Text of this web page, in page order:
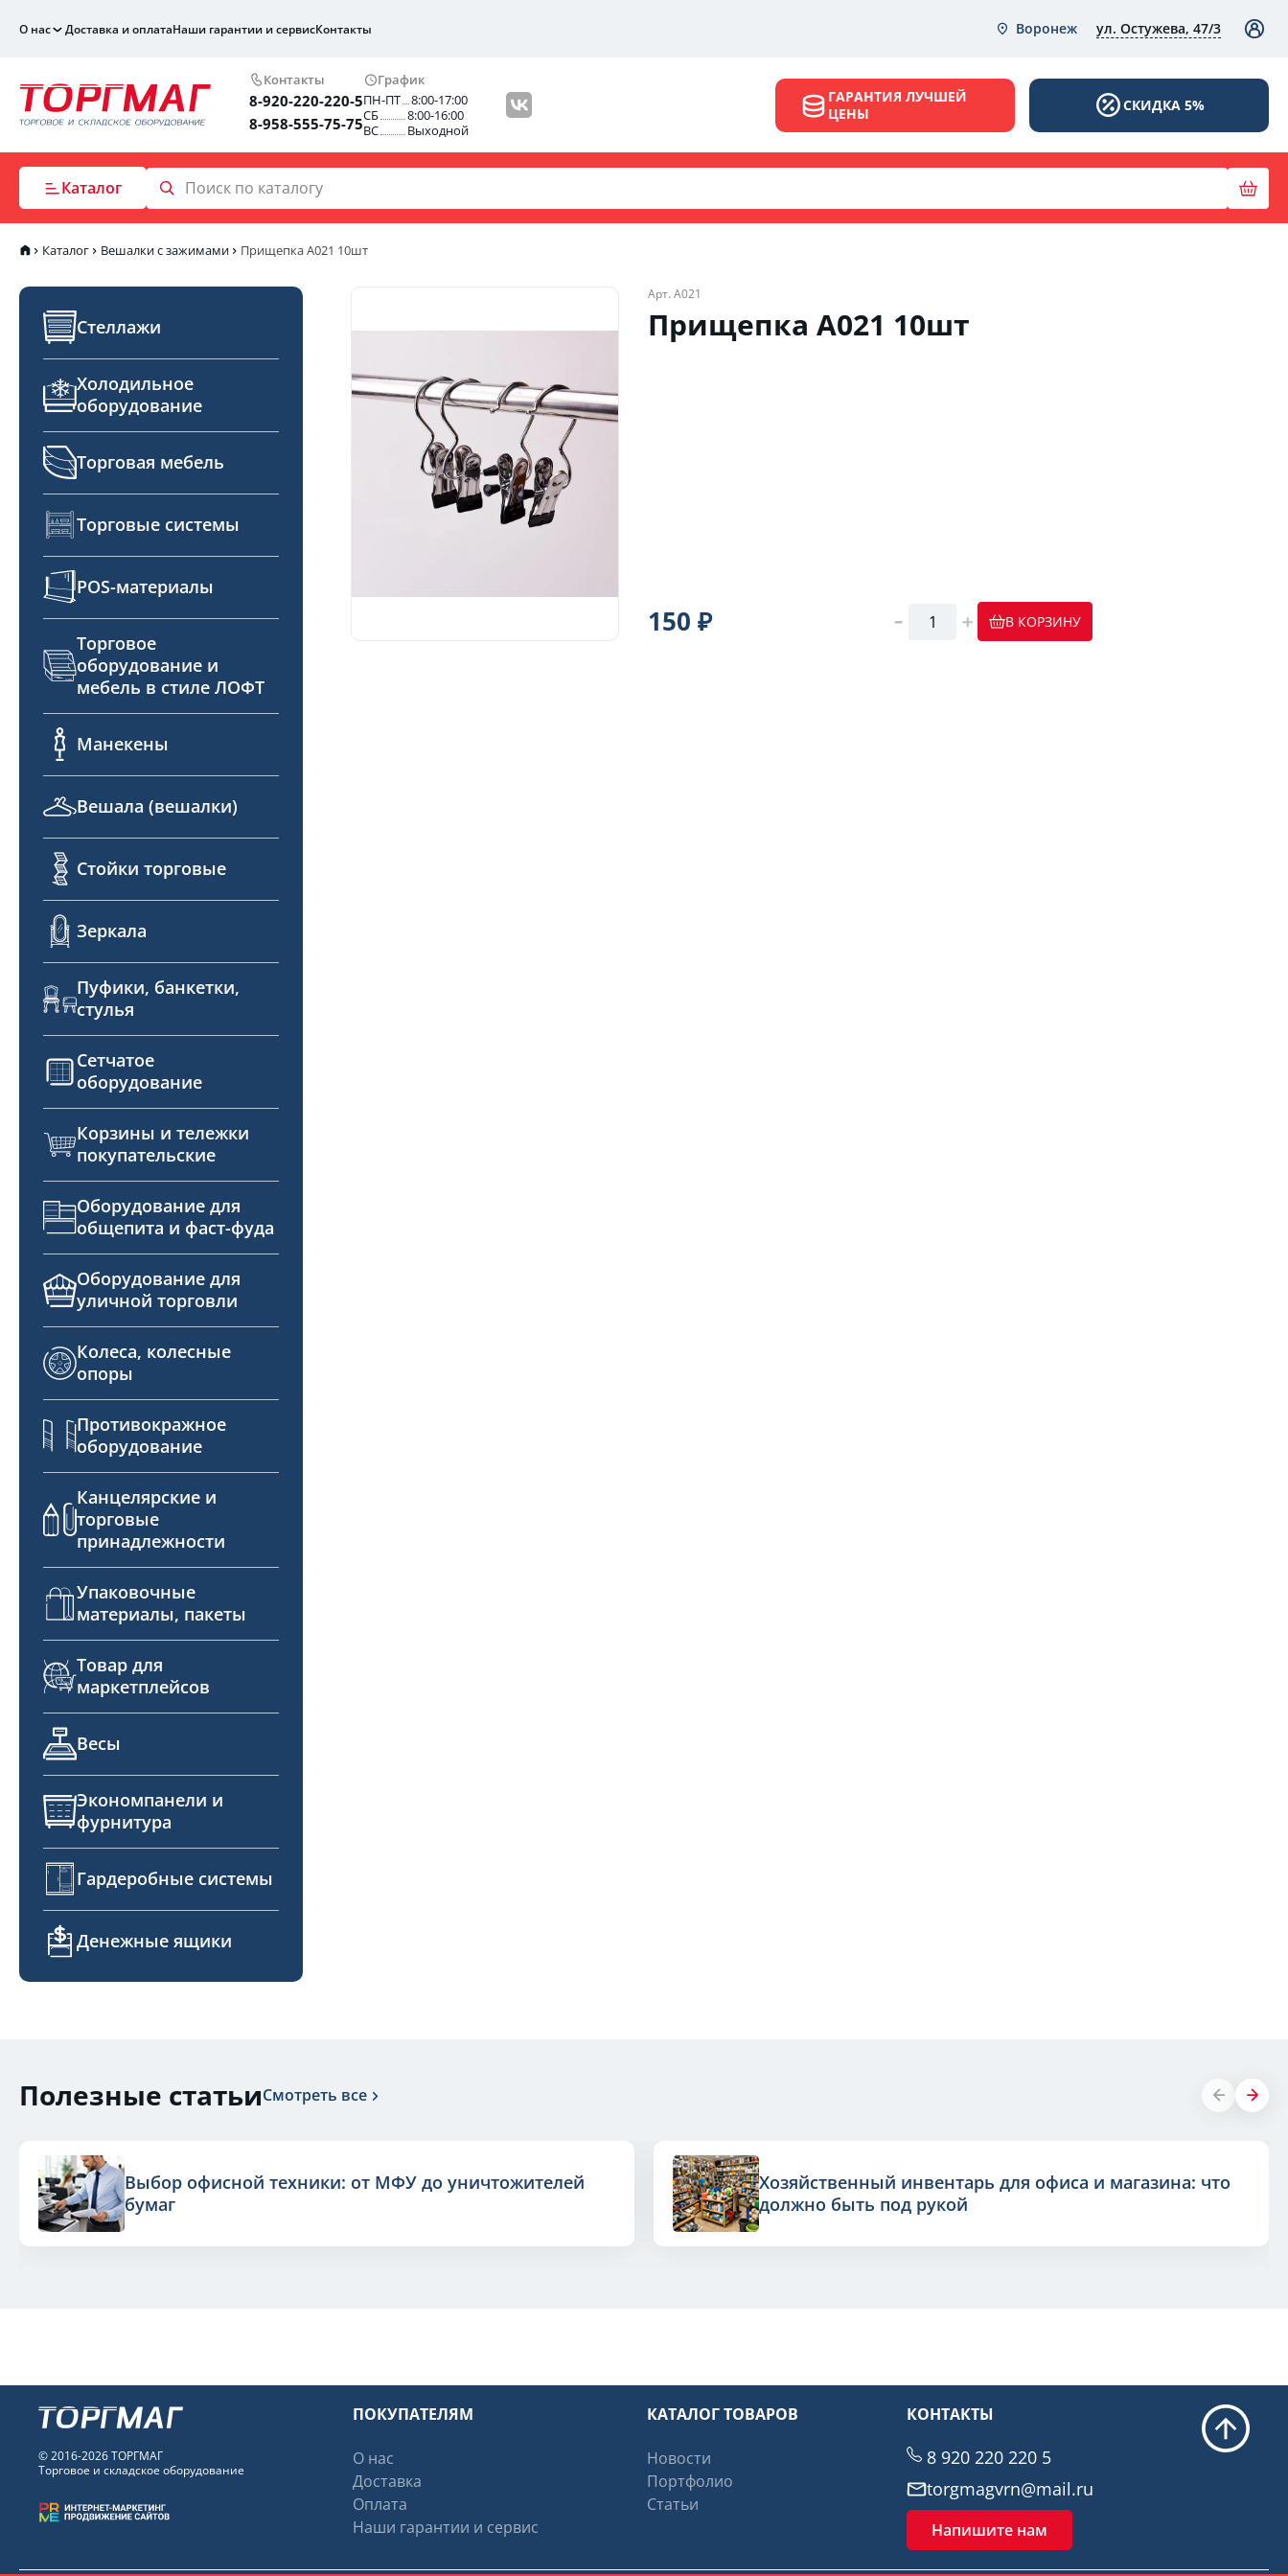
О нас Доставка и оплатаНаши гарантии и сервисКонтакты Воронеж ул. Остужева, 47/3
Контакты
8-920-220-220-5
8-958-555-75-75
График
ПН-ПТ
8:00-17:00
СБ
8:00-16:00
ВС
Выходной
ГАРАНТИЯ ЛУЧШЕЙ
ЦЕНЫ
СКИДКА 5%
Каталог
Каталог Вешалки с зажимами Прищепка А021 10шт
Стеллажи
Холодильное
оборудование
Торговая мебель
Торговые системы
POS-материалы
Торговое
оборудование и
мебель в стиле ЛОФТ
Манекены
Вешала (вешалки)
Стойки торговые
Зеркала
Пуфики, банкетки,
стулья
Сетчатое
оборудование
Корзины и тележки
покупательские
Оборудование для
общепита и фаст-фуда
Оборудование для
уличной торговли
Колеса, колесные
опоры
Противокражное
оборудование
Канцелярские и
торговые
принадлежности
Упаковочные
материалы, пакеты
Товар для
маркетплейсов
Весы
Экономпанели и
фурнитура
Гардеробные системы
Денежные ящики
Арт. А021
Прищепка А021 10шт
150 ₽ В КОРЗИНУ
Полезные статьиСмотреть все
Выбор офисной техники: от МФУ до уничтожителей
бумаг
Хозяйственный инвентарь для офиса и магазина: что
должно быть под рукой
© 2016-2026 ТОРГМАГ
Торговое и складское оборудование
ПОКУПАТЕЛЯМ
О нас
Доставка
Оплата
Наши гарантии и сервис
КАТАЛОГ ТОВАРОВ
Новости
Портфолио
Статьи
КОНТАКТЫ
8 920 220 220 5
torgmagvrn@mail.ru
Напишите нам